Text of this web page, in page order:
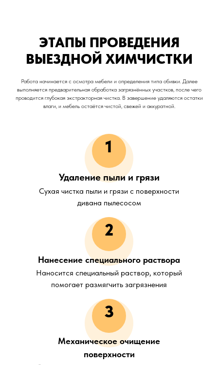
ЭТАПЫ ПРОВЕДЕНИЯ
ВЫЕЗДНОЙ ХИМЧИСТКИ
Работа начинается с осмотра мебели и определения типа обивки. Далее
выполняется предварительная обработка загрязнённых участков, после чего
проводится глубокая экстракторная чистка. В завершение удаляются остатки
влаги, и мебель остаётся чистой, свежей и аккуратной.
1
Удаление пыли и грязи
Сухая чистка пыли и грязи с поверхности
дивана пылесосом
2
Нанесение специального раствора
Наносится специальный раствор, который
помогает размягчить загрязнения
3
Механическое очищение
поверхности